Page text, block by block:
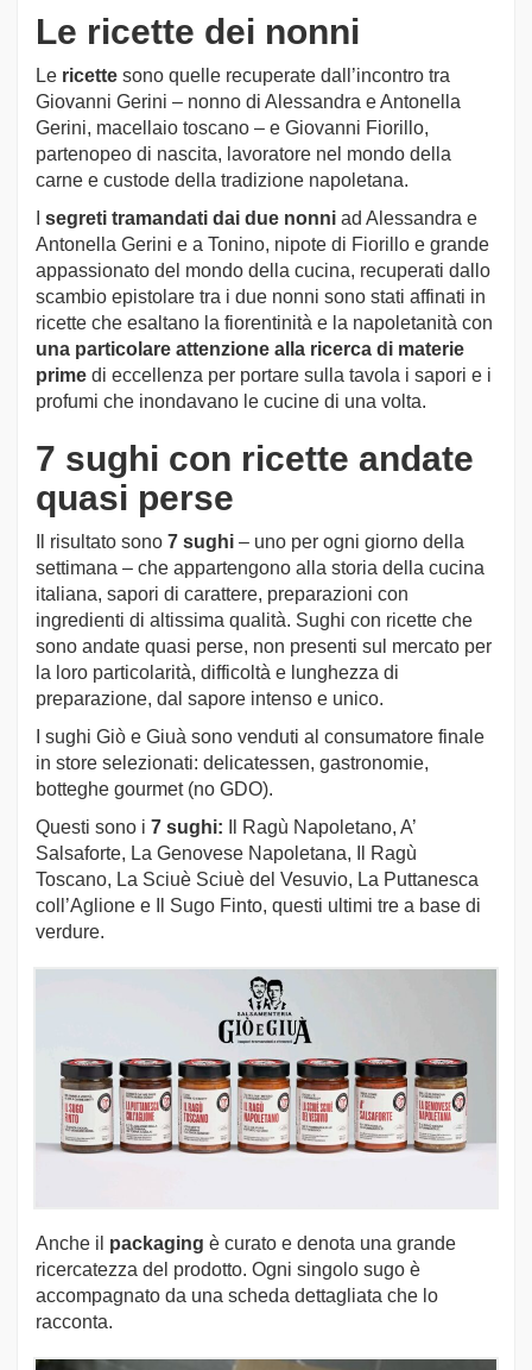
Le ricette dei nonni
Le ricette sono quelle recuperate dall’incontro tra
Giovanni Gerini – nonno di Alessandra e Antonella
Gerini, macellaio toscano – e Giovanni Fiorillo,
partenopeo di nascita, lavoratore nel mondo della
carne e custode della tradizione napoletana.
segreti tramandati dai due nonni ad Alessandra e
Antonella Gerini e a Tonino, nipote di Fiorillo e grande
appassionato del mondo della cucina, recuperati dallo
scambio epistolare tra i due nonni sono stati affinati in
ricette che esaltano la fiorentinità e la napoletanità con
una particolare attenzione alla ricerca di materie
prime di eccellenza per portare sulla tavola i sapori e i
profumi che inondavano le cucine di una volta.
7 sughi con ricette andate
quasi perse
Il risultato sono 7 sughi – uno per ogni giorno della
settimana – che appartengono alla storia della cucina
italiana, sapori di carattere, preparazioni con
ingredienti di altissima qualità. Sughi con ricette che
sono andate quasi perse, non presenti sul mercato per
la loro particolarità, difficoltà e lunghezza di
preparazione, dal sapore intenso e unico.
I sughi Giò e Giuà sono venduti al consumatore finale
in store selezionati: delicatessen, gastronomie,
botteghe gourmet (no GDO).
Questi sono i 7 sughi: Il Ragù Napoletano, A’
Salsaforte, La Genovese Napoletana, Il Ragù
Toscano, La Sciuè Sciuè del Vesuvio, La Puttanesca
coll’Aglione e Il Sugo Finto, questi ultimi tre a base di
verdure.
Anche il packaging è curato e denota una grande
ricercatezza del prodotto. Ogni singolo sugo è
accompagnato da una scheda dettagliata che lo
racconta.